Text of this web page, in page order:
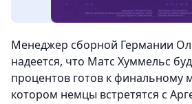
Менеджер сборной Германии
надеется, что Матс Хуммельс
процентов готов к финальному
котором немцы встретятся с